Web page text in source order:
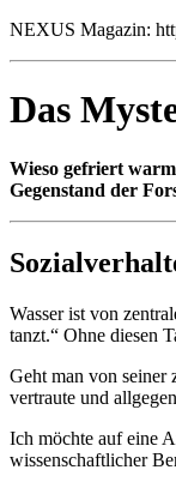
NEXUS Magazin:
Das
Wieso gefriert
Gegenstand der
Wasser ist von
tanzt.“ Ohne diesen
Geht man von seiner
vertraute und
Ich möchte auf eine
wissenschaftlicher